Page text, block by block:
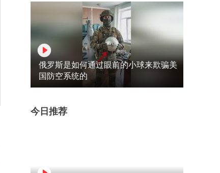
俄罗斯是如何通过眼前的小球来欺骗美
国防空系统的
今日推荐